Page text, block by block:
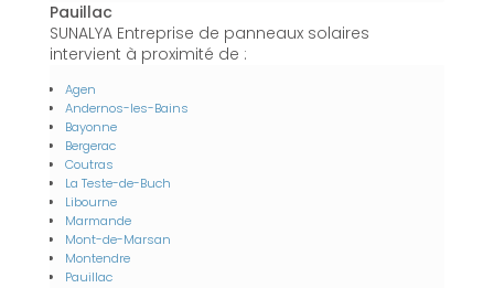
Pauillac
SUNALYA Entreprise de panneaux solaires
intervient à proximité de :
Agen
Andernos-les-Bains
Bayonne
Bergerac
Coutras
La Teste-de-Buch
Libourne
Marmande
Mont-de-Marsan
Montendre
Pauillac